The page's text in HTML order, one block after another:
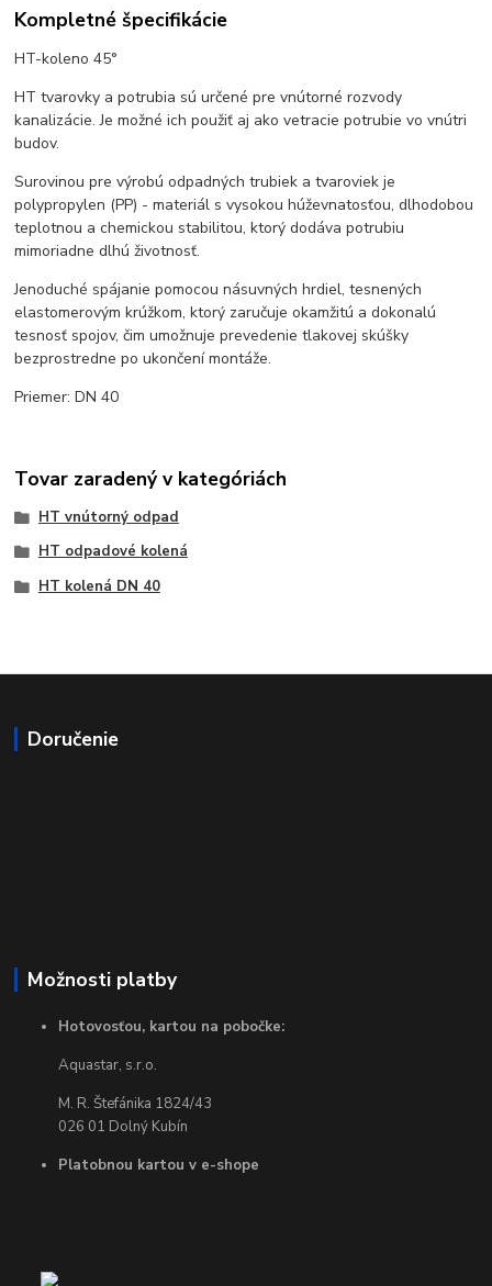
Kompletné špecifikácie
HT-koleno 45°
HT tvarovky a potrubia sú určené pre vnútorné rozvody
kanalizácie. Je možné ich použiť aj ako vetracie potrubie vo vnútri
budov.
Surovinou pre výrobú odpadných trubiek a tvaroviek je
polypropylen (PP) - materiál s vysokou húževnatosťou, dlhodobou
teplotnou a chemickou stabilitou, ktorý dodáva potrubiu
mimoriadne dlhú životnosť.
Jenoduché spájanie pomocou násuvných hrdiel, tesnených
elastomerovým krúžkom, ktorý zaručuje okamžitú a dokonalú
tesnosť spojov, čim umožnuje prevedenie tlakovej skúšky
bezprostredne po ukončení montáže.
Priemer: DN 40
Tovar zaradený v kategóriách
HT vnútorný odpad
HT odpadové kolená
HT kolená DN 40
Doručenie
Možnosti platby
Hotovosťou, kartou na pobočke:
Aquastar, s.r.o.
M. R. Štefánika 1824/43
026 01 Dolný Kubín
Platobnou kartou v e-shope